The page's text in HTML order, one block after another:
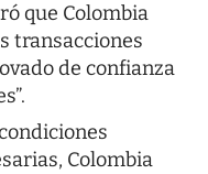
que Colombia
transacciones
de confianza
Colombia